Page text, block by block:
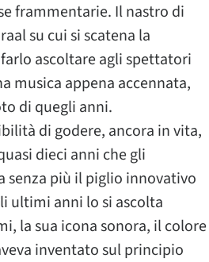
frammentarie. Il nastro di
su cui si scatena la
ascoltare agli spettatori
musica appena accennata,
di quegli anni.
di godere, ancora in vita,
dieci anni che gli
senza più il piglio innovativo
ultimi anni lo si ascolta
la sua icona sonora, il colore
inventato sul principio